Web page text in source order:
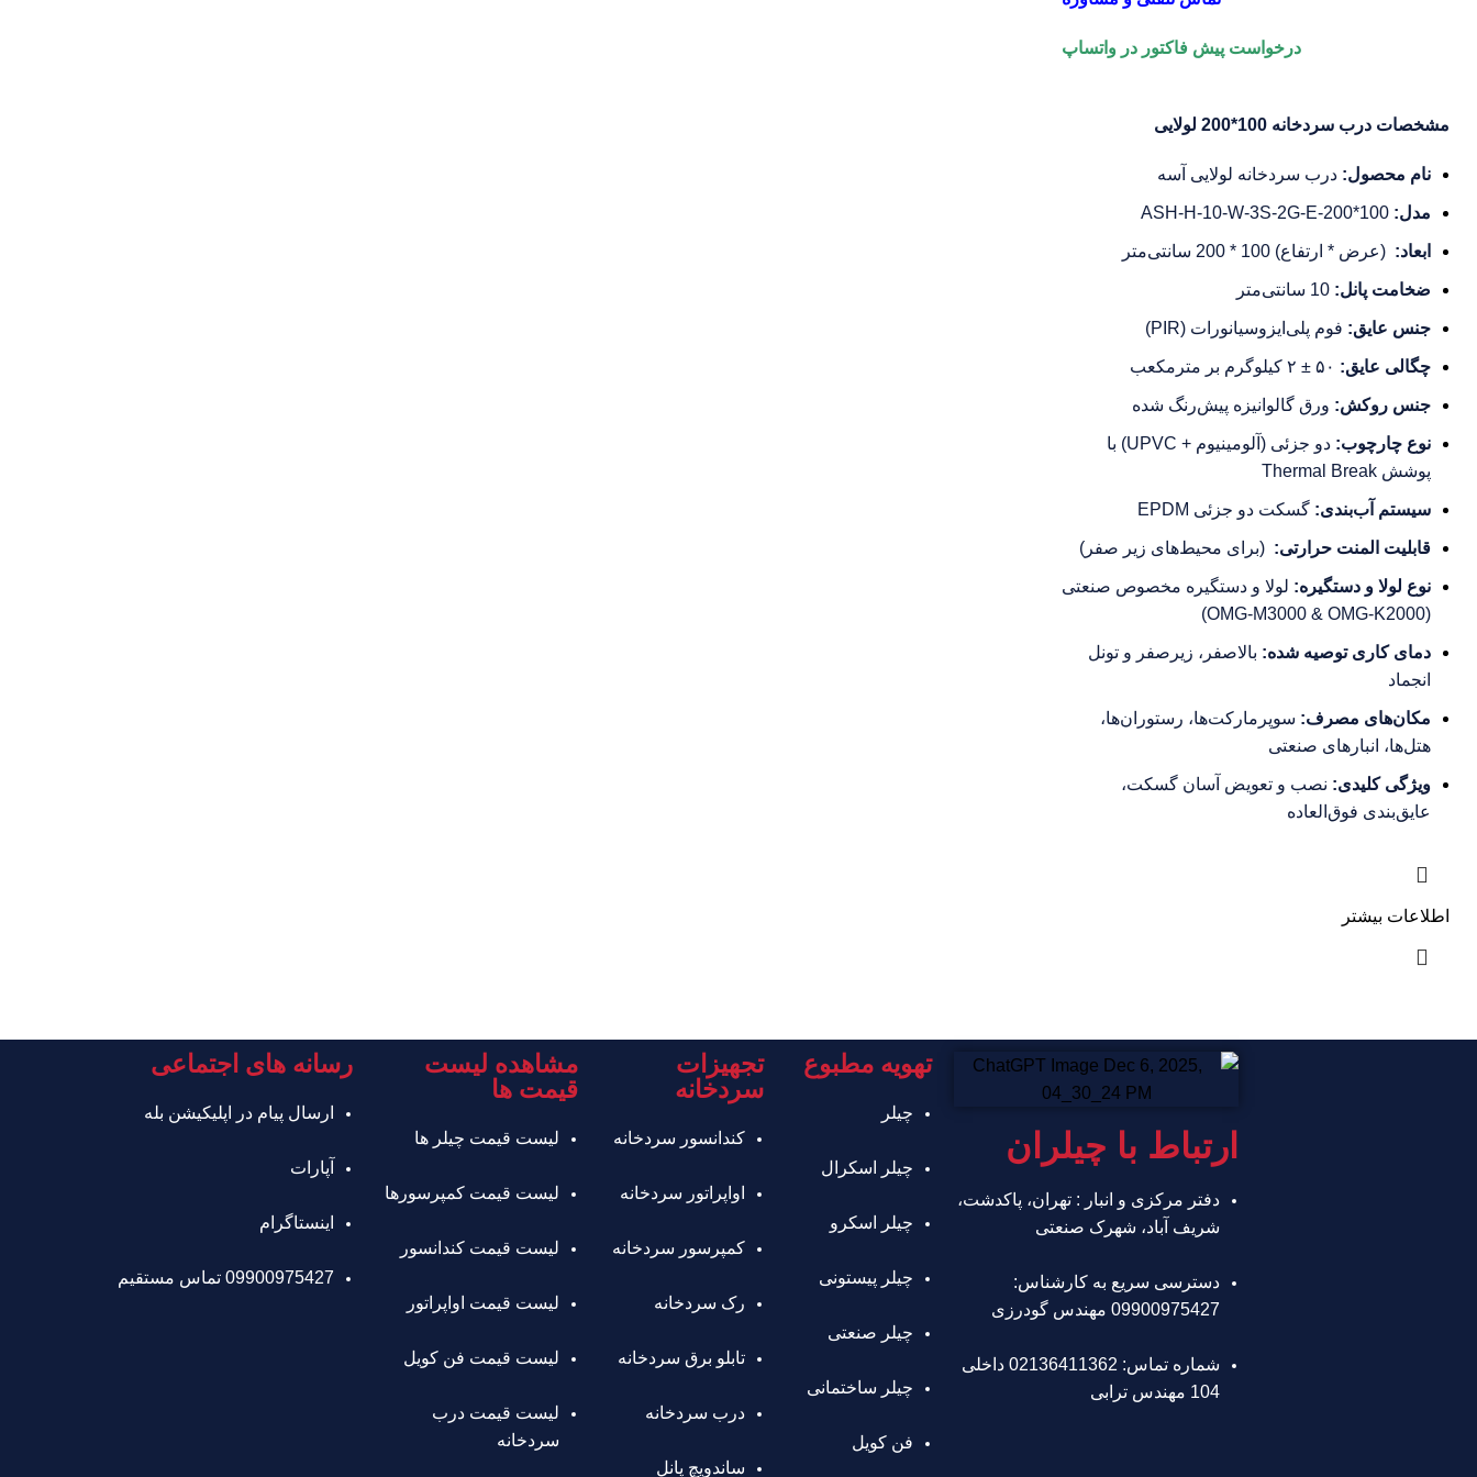
درخواست پیش فاکتور در واتساپ
مشخصات درب سردخانه 100*200 لولایی
نام محصول: درب سردخانه لولایی آسه
مدل:
ابعاد: (عرض * ارتفاع) 100 * 200 سانتی‌متر
ضخامت پانل:
جنس عایق: فوم پلی‌ایزوسیانورات (PIR)
چگالی عایق:
جنس روکش: ورق گالوانیزه پیش‌رنگ شده
نوع چارچوب:
دو جزئی (آلومینیوم + UPVC) با
پوشش Thermal Break
سیستم آب‌بندی: گسکت دو جزئی EPDM
قابلیت المنت حرارتی: (برای محیط‌های زیر صفر)
نوع لولا و دستگیره: لولا و دستگیره مخصوص صنعتی
(OMG-M3000 & OMG-K2000)
دمای کاری توصیه شده: بالاصفر، زیرصفر و تونل
انجماد
مکان‌های مصرف: سوپرمارکت‌ها، رستوران‌ها،
هتل‌ها، انبارهای صنعتی
ویژگی کلیدی: نصب و تعویض آسان گسکت،
عایق‌بندی فوق‌العاده
اطلاعات بیشتر
ارتباط با چیلران
دفتر مرکزی و انبار : تهران، پاکدشت،
شریف آباد، شهرک صنعتی
دسترسی سریع به کارشناس:
09900975427 مهندس گودرزی
شماره تماس: 02136411362 داخلی
104 مهندس ترابی
تهویه مطبوع
چیلر
چیلر اسکرال
چیلر اسکرو
چیلر پیستونی
چیلر صنعتی
چیلر ساختمانی
فن کویل
تجهیزات
سردخانه
کندانسور سردخانه
اواپراتور سردخانه
کمپرسور سردخانه
رک سردخانه
تابلو برق سردخانه
درب سردخانه
ساندویچ پانل
مشاهده لیست
قیمت ها
لیست قیمت چیلر ها
لیست قیمت کمپرسورها
لیست قیمت کندانسور
لیست قیمت اواپراتور
لیست قیمت فن کویل
لیست قیمت درب
سردخانه
رسانه های اجتماعی
ارسال پیام در اپلیکیشن بله
آپارات
اینستاگرام
09900975427 تماس مستقیم